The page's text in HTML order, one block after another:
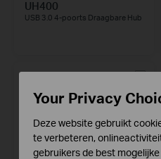
UH400
USB 3.0 4-poorts Draagbare Hub
Your Privacy
Deze website gebruikt
te verbeteren,
gebruikers de best